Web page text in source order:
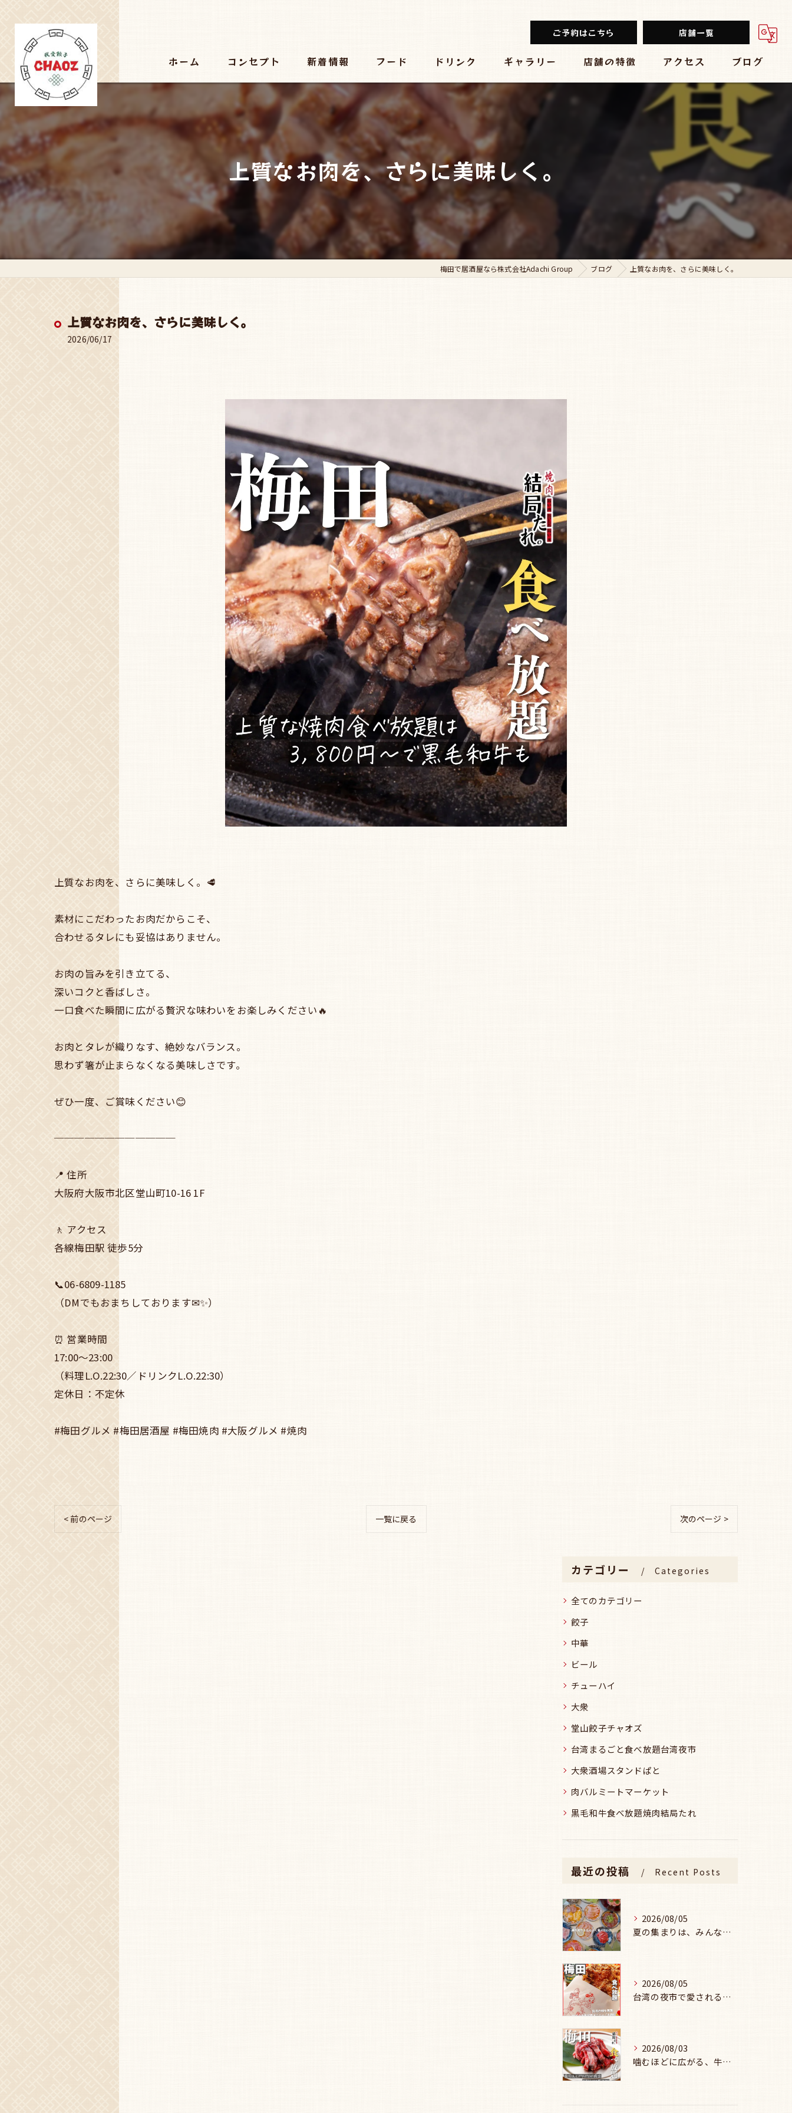
ご予約はこちら 店舗一覧
ホーム コンセプト 新着情報 フード ドリンク ギャラリー 店舗の特徴
大衆
アクセス
堂山餃子チャオズ
台湾まるごと食べ放題 台湾夜市 梅田店
大衆酒場 スタンド ぱと 梅田店
黒毛和牛食べ放題 焼肉結局たれ。梅田店
炭焼きBAR 心
肉バル ミートマーケット 梅田店
ブログ
上質なお肉を、さらに美味しく。
梅田で居酒屋なら株式会社Adachi Group ブログ 上質なお肉を、さらに美味しく。
上質なお肉を、さらに美味しく。
2026/06/17
上質なお肉を、さらに美味しく。🥩
素材にこだわったお肉だからこそ、
合わせるタレにも妥協はありません。
お肉の旨みを引き立てる、
深いコクと香ばしさ。
一口食べた瞬間に広がる贅沢な味わいをお楽しみください🔥
お肉とタレが織りなす、絶妙なバランス。
思わず箸が止まらなくなる美味しさです。
ぜひ一度、ご賞味ください😊
────────────
📍 住所
大阪府大阪市北区堂山町10-16 1F
🚶 アクセス
各線梅田駅 徒歩5分
📞06-6809-1185
（DMでもおまちしております✉✨）
⏰ 営業時間
17:00〜23:00
（料理L.O.22:30／ドリンクL.O.22:30）
定休日：不定休
#梅田グルメ #梅田居酒屋 #梅田焼肉 #大阪グルメ #焼肉
< 前のページ 一覧に戻る 次のページ >
カテゴリー Categories
全てのカテゴリー
餃子
中華
ビール
チューハイ
大衆
堂山餃子チャオズ
台湾まるごと食べ放題台湾夜市
大衆酒場スタンドぱと
肉バルミートマーケット
黒毛和牛食べ放題焼肉結局たれ
最近の投稿 Recent Posts
2026/08/05
夏の集まりは、みんなで焼肉🥩☀️
2026/08/05
台湾の夜市で愛される味を、
2026/08/03
噛むほどに広がる、牛セセリの旨み🥩